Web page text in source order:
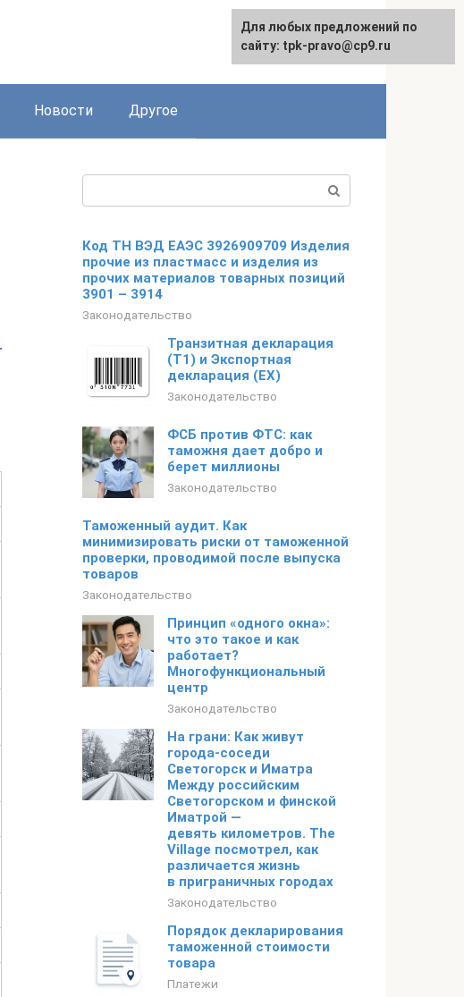
Новости Другое
Код ТН ВЭД ЕАЭС 3926909709 Изделия
прочие из пластмасс и изделия из
прочих материалов товарных позиций
3901 – 3914
Законодательство
Транзитная декларация
(T1) и Экспортная
декларация (EX)
Законодательство
ФСБ против ФТС: как
таможня дает добро и
берет миллионы
Законодательство
Таможенный аудит. Как
минимизировать риски от таможенной
проверки, проводимой после выпуска
товаров
Законодательство
Принцип «одного окна»:
что это такое и как
работает?
Многофункциональный
центр
Законодательство
На грани: Как живут
города-соседи
Светогорск и Иматра
Между российским
Светогорском и финской
Иматрой —
девять километров. The
Village посмотрел, как
различается жизнь
в приграничных городах
Законодательство
Порядок декларирования
таможенной стоимости
товара
Платежи
Для любых предложений по
сайту: tpk-pravo@cp9.ru